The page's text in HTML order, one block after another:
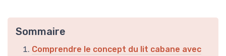
Sommaire
Comprendre le concept du lit cabane avec